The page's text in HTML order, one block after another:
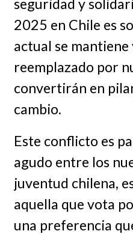
seguridad y
2025 en Chile es
actual se mantiene
reemplazado por
convertirán en
cambio.
Este conflicto es
agudo entre los
juventud chilena,
aquella que vota
una preferencia